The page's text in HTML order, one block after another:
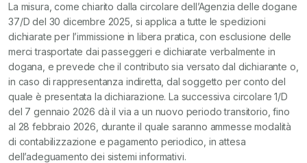
La misura, come chiarito dalla circolare dell’Agenzia delle dogane
37/D del 30 dicembre 2025, si applica a tutte le spedizioni
dichiarate per l’immissione in libera pratica, con esclusione delle
merci trasportate dai passeggeri e dichiarate verbalmente in
dogana, e prevede che il contributo sia versato dal dichiarante o,
in caso di rappresentanza indiretta, dal soggetto per conto del
quale è presentata la dichiarazione. La successiva circolare 1/D
del 7 gennaio 2026 dà il via a un nuovo periodo transitorio, fino
al 28 febbraio 2026, durante il quale saranno ammesse modalità
di contabilizzazione e pagamento periodico, in attesa
dell’adeguamento dei sistemi informativi.